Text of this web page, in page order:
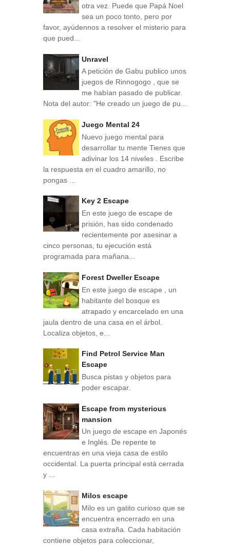
otra vez. Puede que Papá Noel
sea un poco tonto, pero por
favor, ayúdennos a resolver el misterio para
que pued...
Unravel
A petición de Gabu publico unos
juegos de Rinnogogo , que se
me habían pasado de publicar.
Nota del autor: "He creado un juego de pu...
Juego Mental 24
Nuevo juego mental para
desarrollar tu mente Tienes que
adivinar los 14 niveles . Escribe
la respuesta en el cuadro amarillo, no
pongas ...
Key 2 Escape
En este juego de escape de
prisión, has sido condenado
recientemente por asesinar a
cinco personas, tu ejecución está
programada para mañana...
Forest Dweller Escape
En este juego de escape , un
habitante del bosque es
atrapado y encarcelado en una
jaula dentro de una casa en el árbol.
Localiza objetos, e...
Find Petrol Service Man
Escape
Busca pistas y objetos para
poder escapar.
Escape from mysterious
mansion
Un juego de escape en Japonés
e Inglés. De repente te
encuentras en una vieja casa de estilo
occidental. La puerta principal está cerrada
y ...
Milos escape
Milo es un gatito curioso que se
encuentra encerrado en una
casa extraña. Cada habitación
contiene objetos para coleccionar,